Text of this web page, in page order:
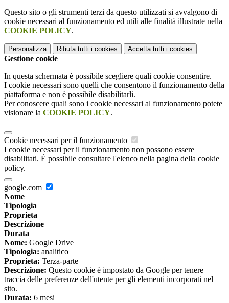
Questo sito o gli strumenti terzi da questo utilizzati si avvalgono di
cookie necessari al funzionamento ed utili alle finalità illustrate nella
COOKIE POLICY.
Personalizza Rifiuta tutti i cookies Accetta tutti i cookies
Gestione cookie
In questa schermata è possibile scegliere quali cookie consentire.
I cookie necessari sono quelli che consentono il funzionamento della
piattaforma e non è possibile disabilitarli.
Per conoscere quali sono i cookie necessari al funzionamento potete
visionare la COOKIE POLICY.
Cookie necessari per il funzionamento
I cookie necessari per il funzionamento non possono essere
disabilitati. È possibile consultare l'elenco nella pagina della cookie
policy.
google.com
Nome
Tipologia
Proprieta
Descrizione
Durata
Nome: Google Drive
Tipologia: analitico
Proprieta: Terza-parte
Descrizione: Questo cookie è impostato da Google per tenere
traccia delle preferenze dell'utente per gli elementi incorporati nel
sito.
Durata: 6 mesi